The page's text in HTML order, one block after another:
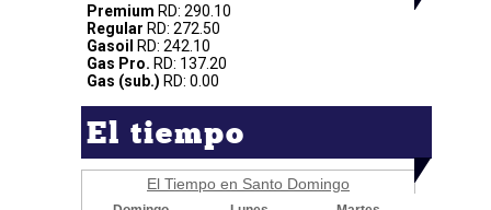
Premium RD: 290.10
Regular RD: 272.50
Gasoil
RD: 242.10
Gas Pro. RD: 137.20
Gas (sub.) RD: 0.00
El tiempo
El Tiempo en Santo Domingo